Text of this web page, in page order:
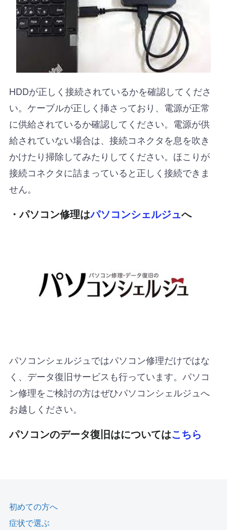
HDDが正しく接続されているかを確認してくださ
い。ケーブルが正しく挿さっており、電源が正常
に供給されているか確認してください。電源が供
給されていない場合は、接続コネクタを息を吹き
かけたり掃除してみたりしてください。ほこりが
接続コネクタに詰まっていると正しく接続できま
せん。
・パソコン修理はパソコンシェルジュへ
パソコンシェルジュではパソコン修理だけではな
く、データ復旧サービスも行っています。パソコ
ン修理をご検討の方はぜひパソコンシェルジュへ
お越しください。
パソコンのデータ復旧はについてはこちら
初めての方へ
症状で選ぶ